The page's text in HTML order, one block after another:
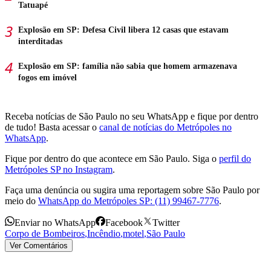
Tatuapé
Explosão em SP: Defesa Civil libera 12 casas que estavam
interditadas
Explosão em SP: família não sabia que homem armazenava
fogos em imóvel
Receba notícias de São Paulo no seu WhatsApp e fique por dentro
de tudo! Basta acessar o canal de notícias do Metrópoles no
WhatsApp.
Fique por dentro do que acontece em São Paulo. Siga o perfil do
Metrópoles SP no Instagram.
Faça uma denúncia ou sugira uma reportagem sobre São Paulo por
meio do WhatsApp do Metrópoles SP: (11) 99467-7776.
Enviar no WhatsApp Facebook
Twitter
Corpo de Bombeiros,Incêndio,motel,São Paulo
Ver Comentários